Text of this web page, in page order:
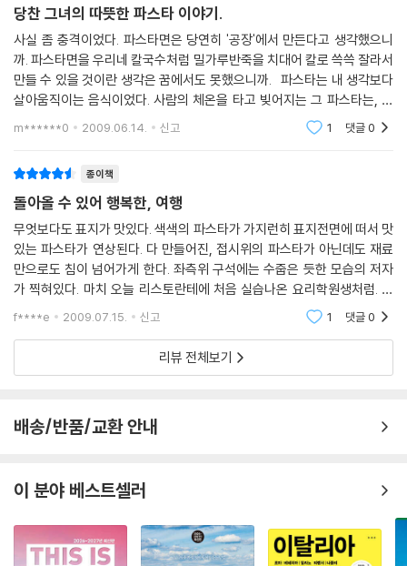
라 파토리아는 그 이전과 이후의 어느 곳보다 완벽한 레스토랑이었다. 흙
먼지가 날리는 낮은 언덕 위의 한적한 레스토랑. 햇볕이 가득 들어오는 낡
은 창문 앞에서 매일 아침 파스타를 만들고, 타오르는 장작불로 고기를 구
워내는 고수가 숨어 있는 곳. 그즈음 나에게 파스타는 더 이상 단순히 밀가
루로 만든 음식이 아니었다. 머물던 곳에 대한 추억이었고, 만드는 사람의
--- p.222
*도르르 도르르. 새끼손가락 길이 정도로 똑똑 떼어놓은 반죽을 얇고 기다
란 쇠막대의 한가운데에 살짝 눌러 감은 뒤 도마 위에서 두 번쯤 굴리면 어
느새 반죽이 쇠막대 전체를 감싸며 말렸다. …… 하지만 내가 굴린 반죽은
도마 바닥에 척 들러붙었고, 쇠막대는 그사이에서 마냥 헛돌기만 했다.
…… 가만 보니 할머니의 손은 손바닥 아랫부분만 바닥에 붙어 있고, 손가
락은 살짝 공중에 떠 있었다. 그게 보이지 않는 원리였던 거다. ‘손바닥 끝
다음으로 찾아간 곳은 이탈리아의 남쪽 끝에 위치한 섬 시칠리아. 브론테
마을에서 캠핑장을 찾아가던 길에 만난 밀레나를 따라 이번에도 그들 가족
의 주말 모임에 참석하게 되었다. 이곳에서 마리아 할머니에게 배운 파스
타는 그 지역 저수지에서 흔히 자라는 갈대 준코를 이용해 만드는 지극히
토속적인 방식의 마카로니였다. 브론테에서 150킬로미터 떨어진 라구사
마을에서는 그때껏 방문했던 곳들과 달리 『론리 플래닛』과 『미슐랭 가이
드』에 소개된 유명 레스토랑 ‘리스토란테 일 바로코’에서 시칠리아의 전통
깎이처럼 작업대 끝에 고정되었다. ……그 두껍고 기다란 반죽이 기계의 나
한 줄씩 쑥쑥 기계 안으로 빨려 들어가게 하셨다. 그러자 반죽은 금세 줄무
한 마디보다 조금 더 기다란 이 면이 바로 시칠리아의 전통 파스타인 카바
티(cavati)였다. --- p.147
당찬 그녀의 따뜻한 파스타 이야기.
사실 좀 충격이었다. 파스타면은 당연히 '공장'에서 만든다고 생각했으니
까. 파스타면을 우리네 칼국수처럼 밀가루반죽을 치대어 칼로 쓱쓱 잘라서
만들 수 있을 것이란 생각은 꿈에서도 못했으니까. 파스타는 내 생각보다
살아움직이는 음식이었다. 사람의 체온을 타고 빚어지는 그 파스타는, 어
떤 모양의 파스타인지, 어떻게 반죽되어진 파스타인지에 따라 어떤 소스를
m******0 2009.06.14. 신고 1 댓글0
종이책
돌아올 수 있어 행복한, 여행
무엇보다도 표지가 맛있다. 색색의 파스타가 가지런히 표지전면에 떠서 맛
있는 파스타가 연상된다. 다 만들어진, 접시위의 파스타가 아닌데도 재료
만으로도 침이 넘어가게 한다. 좌측위 구석에는 수줍은 듯한 모습의 저자
가 찍혀있다. 마치 오늘 리스토란테에 처음 실습나온 요리학원생처럼. 이
런 어린 얼굴의 아가씨가 혼자서 이탈리아를 누볐다니... 그런데 저자의 블
f****e 2009.07.15. 신고 1 댓글0
리뷰 전체보기
배송/반품/교환 안내
이 분야 베스트셀러